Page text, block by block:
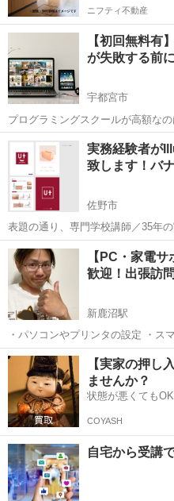
ニフティ不動産
【初回無料有
が失敗する前
宇都宮市
プログラミングスクールが高額な
と思っていませんか？ 違いますよ。 教室の場所代と広告費がかかって
いるから高額なだけです。 実務経
もあります。 と...
栃木 宇都宮市 プログラミ
実務経験者が
致します！バ
佐野市
表題の通り、専門学校講師／35年
致します。 リモート関連の教室を
はり個別に訪問してお教えする方
職歴は一部上場...
栃木 佐野市 パソコン チ
【PC・家電
歓迎！出張訪
新鹿沼駅
・パソコンやプリンタの設定 ・ス
作り方 ・古いパソコンの再生や修
ご相談ください。 【初回お試し価格】 ・パソコンやプリンタ、家電の
基本設...
栃木 鹿沼市 新鹿沼駅
【実家の押し
ませんか？
状態が悪くても
COYASH
自宅から受講